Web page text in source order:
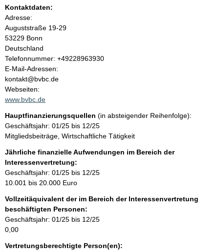
h
a
l
t
Kontaktdaten:
Adresse:
Auguststraße 19-29
53229 Bonn
Deutschland
K
o
n
t
a
t
i
n
f
o
r
m
t
i
o
n
e
Telefonnummer: +49228963930
E-Mail-Adressen:
kontakt@bvbc.de
Webseiten:
www.bvbc.de
Hauptfinanzierungsquellen (in absteigender Reihenfolge):
Geschäftsjahr: 01/25 bis 12/25
Mitgliedsbeiträge, Wirtschaftliche Tätigkeit
Jährliche finanzielle Aufwendungen im Bereich der
Interessenvertretung:
Geschäftsjahr: 01/25 bis 12/25
10.001 bis 20.000 Euro
Vollzeitäquivalent der im Bereich der Interessenvertretung
beschäftigten Personen:
Geschäftsjahr: 01/25 bis 12/25
0,00
Vertretungsberechtigte Person(en):